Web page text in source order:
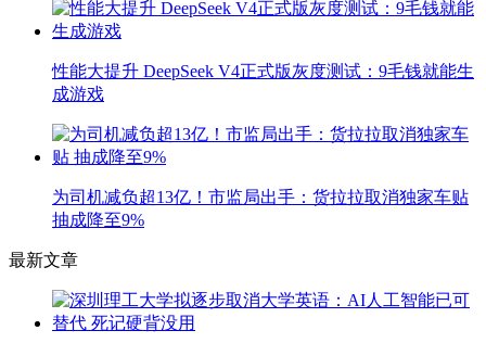
性能大提升 DeepSeek V4正式版灰度测试：9毛钱就能生
成游戏
为司机减负超13亿！市监局出手：货拉拉取消独家车贴
抽成降至9%
最新文章